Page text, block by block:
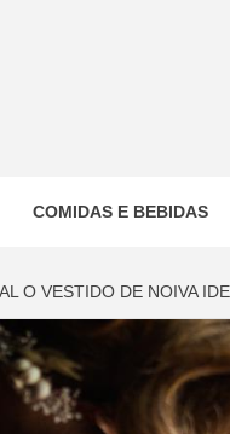
COMIDAS E BEBIDAS
O VESTIDO DE NOIVA